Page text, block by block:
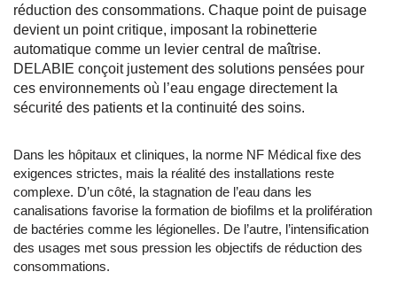
réduction des consommations. Chaque point de puisage
devient un point critique, imposant la robinetterie
automatique comme un levier central de maîtrise.
DELABIE conçoit justement des solutions pensées pour
ces environnements où l’eau engage directement la
sécurité des patients et la continuité des soins.
Dans les hôpitaux et cliniques, la norme NF Médical fixe des
exigences strictes, mais la réalité des installations reste
complexe. D’un côté, la stagnation de l’eau dans les
canalisations favorise la formation de biofilms et la prolifération
de bactéries comme les légionelles. De l’autre, l’intensification
des usages met sous pression les objectifs de réduction des
consommations.